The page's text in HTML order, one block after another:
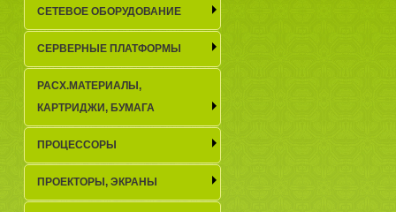
СЕТЕВОЕ ОБОРУДОВАНИЕ
СЕРВЕРНЫЕ ПЛАТФОРМЫ
РАСХ.МАТЕРИАЛЫ,
КАРТРИДЖИ, БУМАГА
ПРОЦЕССОРЫ
ПРОЕКТОРЫ, ЭКРАНЫ